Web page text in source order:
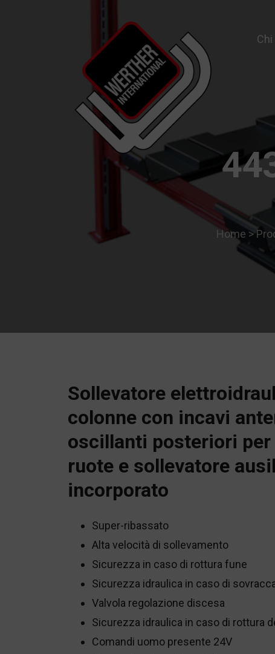
Garage Equipment and Wheel Service
Home >
Sollevatore
colonne con incavi
oscillanti posteriori per
ruote e sollevatore
incorporato
Super-ribassato
Alta velocità di sollevamento
Sicurezza in caso di rottura fune
Sicurezza idraulica in caso di
Valvola regolazione discesa
Sicurezza idraulica in caso di rottura
Comandi uomo presente 24V